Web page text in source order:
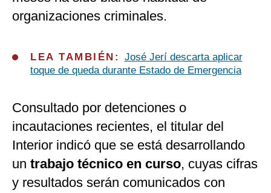
organizaciones criminales.
LEA TAMBIÉN: José Jerí descarta aplicar
toque de queda durante Estado de Emergencia
Consultado por detenciones o
incautaciones recientes, el titular del
Interior indicó que se está desarrollando
un trabajo técnico en curso, cuyas cifras
y resultados serán comunicados con